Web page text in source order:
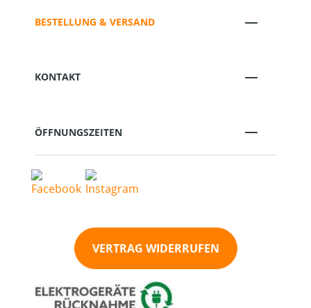
BESTELLUNG & VERSAND
KONTAKT
ÖFFNUNGSZEITEN
VERTRAG WIDERRUFEN